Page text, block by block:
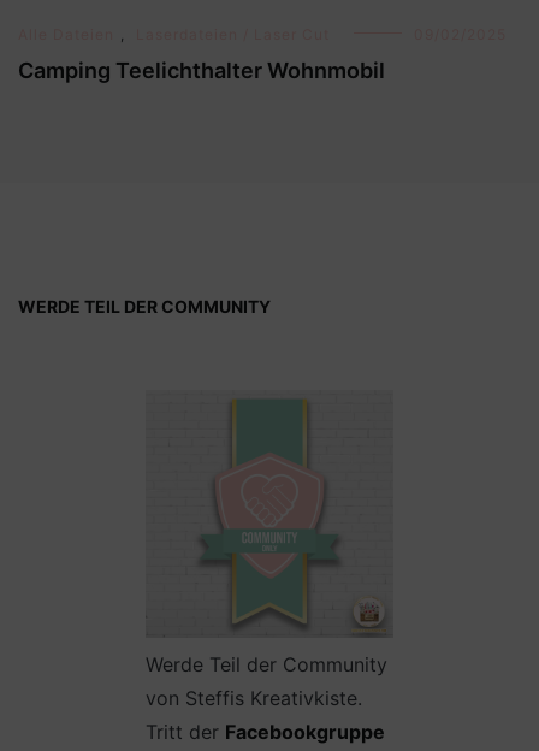
Camping Teelichthalter Wohnmobil
WERDE TEIL DER COMMUNITY
Werde Teil der Community
von Steffis Kreativkiste.
Tritt der Facebookgruppe